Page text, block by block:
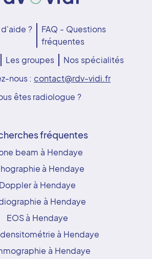
?
FAQ - Questions
fréquentes
Les groupes
Nos spécialités
nous : contact@rdv-vidi.fr
êtes radiologue ?
fréquentes
beam à Hendaye
à Hendaye
Doppler à Hendaye
à Hendaye
EOS à Hendaye
à Hendaye
à Hendaye